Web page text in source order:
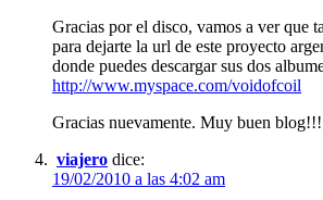
Gracias por el disco, vamos a ver que
para dejarte la url de este proyecto
donde puedes descargar sus dos
http://www.myspace.com/voidofcoil
Gracias nuevamente. Muy buen blog!!!
viajero dice:
19/02/2010 a las 4:02 am